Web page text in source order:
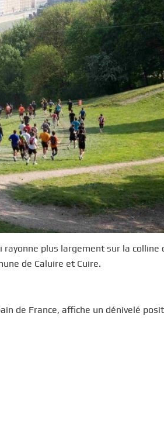
plus largement sur la colline
de Caluire et Cuire.
de France, affiche un dénivelé